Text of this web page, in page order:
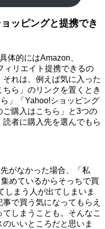
ッピングと提携でき
体的にはAmazon、
ィリエイト提携できるの
れは、例えば気に入った
ら」のリンクを置くとき
」「Yahoo!ショッピング
購入はこちら」と3つの
者に購入先を選んでもら
がなかった場合、「私
めているからそっちで買
しまう人が出てしまいま
で買う気になってもらえ
しまうことも。そんなこ
いいところだと思いま